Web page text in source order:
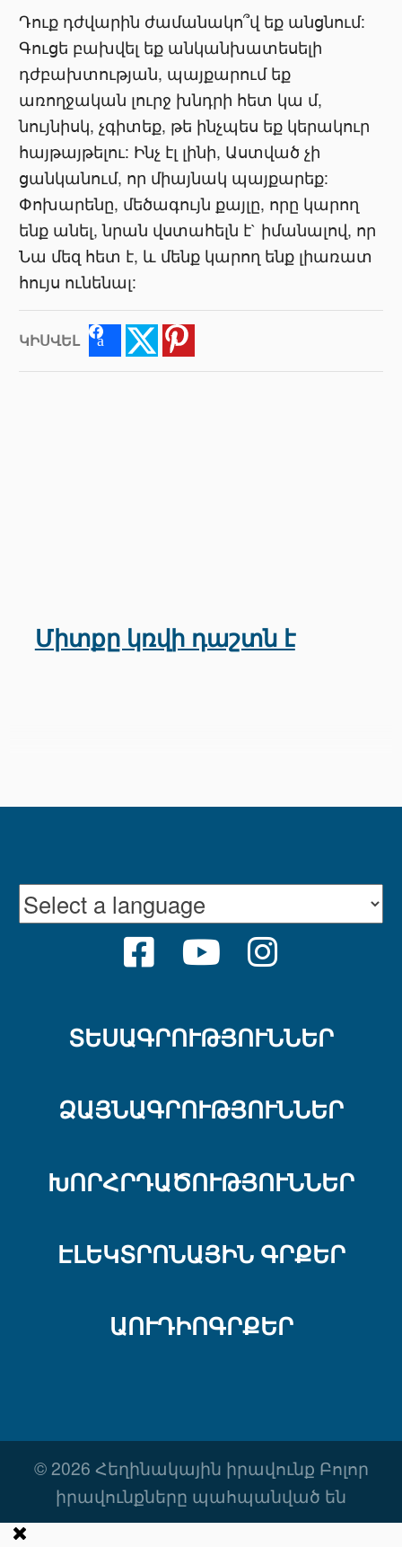
Դուք դժվարին ժամանակո՞վ եք անցնում:
Գուցե բախվել եք անկանխատեսելի
դժբախտության, պայքարում եք
առողջական լուրջ խնդրի հետ կա մ,
նույնիսկ, չգիտեք, թե ինչպես եք կերակուր
հայթայթելու: Ինչ էլ լինի, Աստված չի
ցանկանում, որ միայնակ պայքարեք:
Փոխարենը, մեծագույն քայլը, որը կարող
ենք անել, նրան վստահելն է` իմանալով, որ
Նա մեզ հետ է, և մենք կարող ենք լիառատ
հույս ունենալ:
ԿԻՍՎԵԼ FacebookTwitter
Միտքը կռվի դաշտն է
FACEBOOK
YOUTUBE
ՏԵՍԱԳՐՈՒԹՅՈՒՆՆԵՐ
ՁԱՅՆԱԳՐՈՒԹՅՈՒՆՆԵՐ
ԽՈՐՀՐԴԱԾՈՒԹՅՈՒՆՆԵՐ
ԷԼԵԿՏՐՈՆԱՅԻՆ ԳՐՔԵՐ
ԱՈՒԴԻՈԳՐՔԵՐ
© 2026 Հեղինակային իրավունք Բոլոր
իրավունքները պահպանված են